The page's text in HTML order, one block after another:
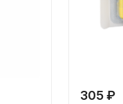
305 ₽